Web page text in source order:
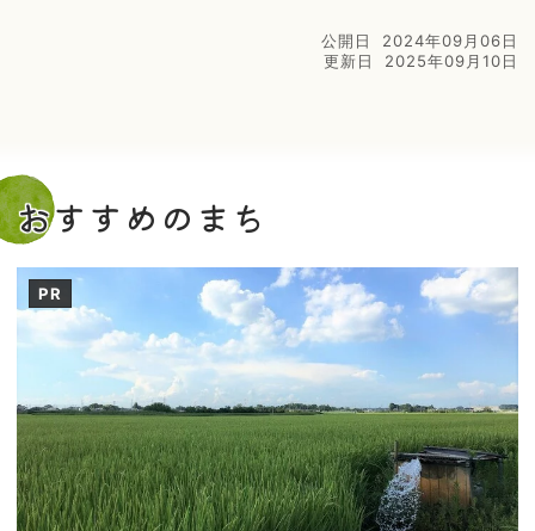
公開日
2024年09月06日
更新日
2025年09月10日
おすすめのまち
PR